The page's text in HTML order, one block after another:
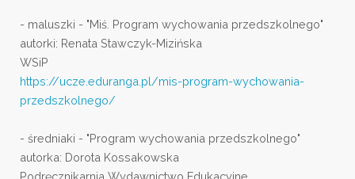
- maluszki - "Miś. Program wychowania przedszkolnego"
autorki: Renata Stawczyk-Mizińska
WSiP
https://ucze.eduranga.pl/mis-program-wychowania-
przedszkolnego/
- średniaki - "Program wychowania przedszkolnego"
autorka: Dorota Kossakowska